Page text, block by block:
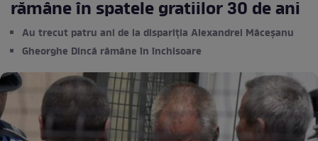
rămâne în spatele gratiilor 30 de ani
Au trecut patru ani de la dispariția Alexandrei Măceșanu
Gheorghe Dincă rămâne în închisoare